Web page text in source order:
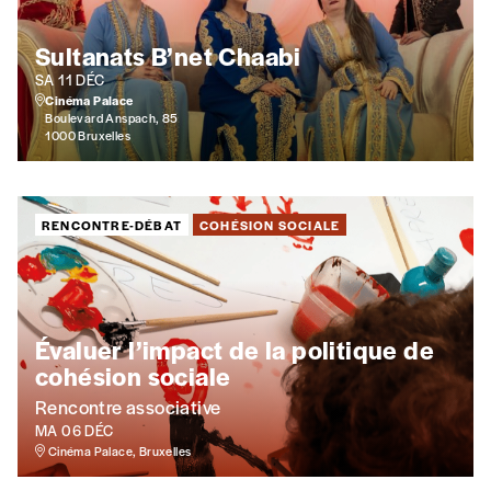
Quantité
AJOUTER
Édition numérique
AJOUTER
Offre découverte
Vous souhaitez découvrir Imag ? Nous vous offrons les
Sultanats B’net Chaabi
SA 11 DÉC
Cinéma Palace
Boulevard Anspach, 85
1000 Bruxelles
RENCONTRE-DÉBAT COHÉSION SOCIALE
Évaluer l’impact de la politique de
cohésion sociale
Rencontre associative
MA 06 DÉC
Cinéma Palace, Bruxelles